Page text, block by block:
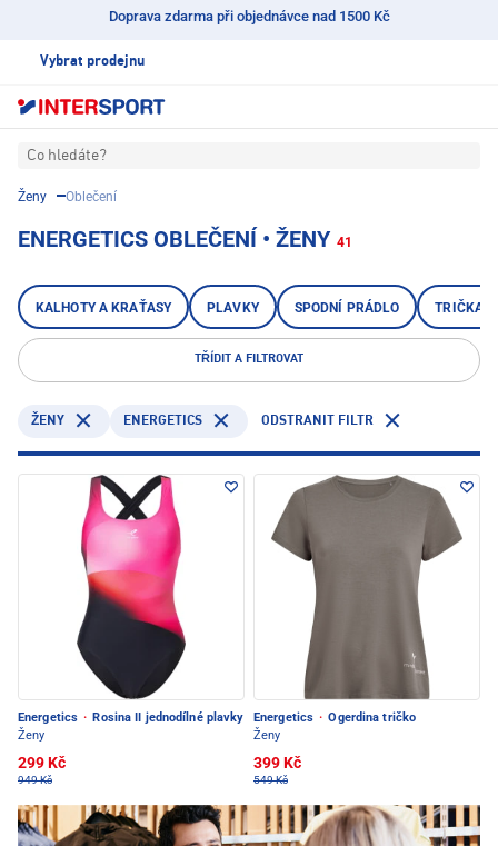
Doprava zdarma při objednávce nad 1500 Kč
Vybrat prodejnu
Co hledáte?
Ženy Oblečení
ENERGETICS OBLEČENÍ • ŽENY 41
KALHOTY A KRAŤASY PLAVKY SPODNÍ PRÁDLO TRIČKA,
TŘÍDIT A FILTROVAT
ŽENY ENERGETICS ODSTRANIT FILTR
Energetics · Rosina II jednodílné plavky
Ženy
299 Kč
949 Kč
Energetics · Ogerdina tričko
Ženy
399 Kč
549 Kč